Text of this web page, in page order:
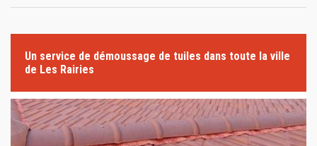
Un service de démoussage de tuiles dans toute la ville
de Les Rairies